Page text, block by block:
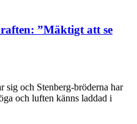
”Mäktigt att se
sig och Stenberg-bröderna har
och luften känns laddad i